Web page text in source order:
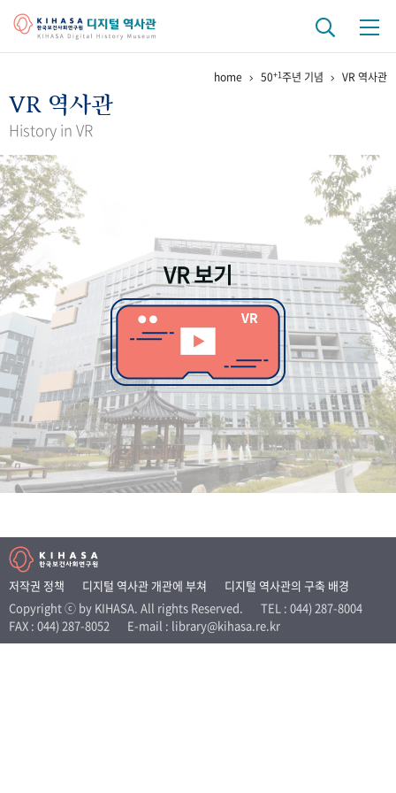
걸어온 길 기관 변천사
연구 역사
정책과 연구
간행물 변천사
기록물 아카이브
사진 아카이브 문서 기록물 행정박물 영상 기록물
50 주년 기념
성과 50선 숫자로 보는 50년 50 +1주년 광장
세계와 함께 한 KIHASA
VR 역사관
home 50+1주년 기념 VR 역사관
VR 역사관
History in VR
VR 보기
저작권 정책 디지털 역사관 개관에 부쳐
디지털 역사관의 구축 배경
Copyright ⓒ by KIHASA. All rights Reserved.
TEL : 044) 287-8004
FAX : 044) 287-8052
E-mail : library@kihasa.re.kr